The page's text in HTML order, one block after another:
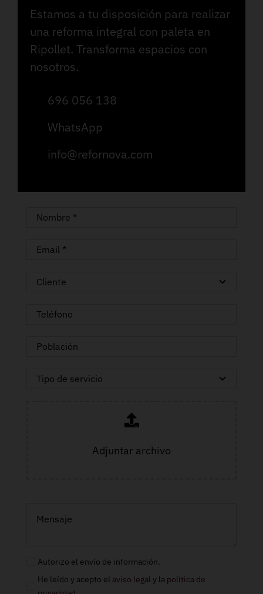
Estamos a tu disposición para realizar
una reforma integral con paleta en
Ripollet. Transforma espacios con
nosotros.
696 056 138
WhatsApp
info@refornova.com
Adjuntar archivo
Autorizo el envío de información.
He leído y acepto el aviso legal y la política de